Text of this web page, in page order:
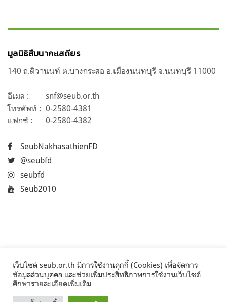
มูลนิธิสืบนาคะเสถียร
140 ถ.ติวานนท์ ต.บางกระสอ อ.เมืองนนทบุรี จ.นนทบุรี 11000
อีเมล :
snf@seub.or.th
โทรศัพท์ : 0-2580-4381
แฟกซ์ :
0-2580-4382
SeubNakhasathienFD
@seubfd
seubfd
Seub2010
เว็บไซต์ seub.or.th มีการใช้งานคุกกี้ (Cookies) เพื่อจัดการ
ข้อมูลส่วนบุคคล และช่วยเพิ่มประสิทธิภาพการใช้งานเว็บไซต์
ศึกษารายละเอียดเพิ่มเติม